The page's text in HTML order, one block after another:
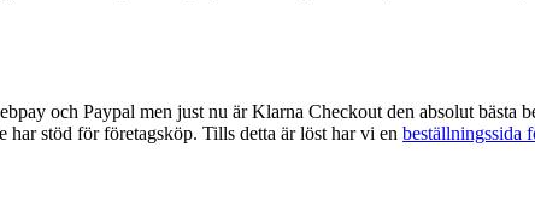
och Paypal men just nu är Klarna Checkout den absolut bästa
har stöd för företagsköp. Tills detta är löst har vi en beställningssida